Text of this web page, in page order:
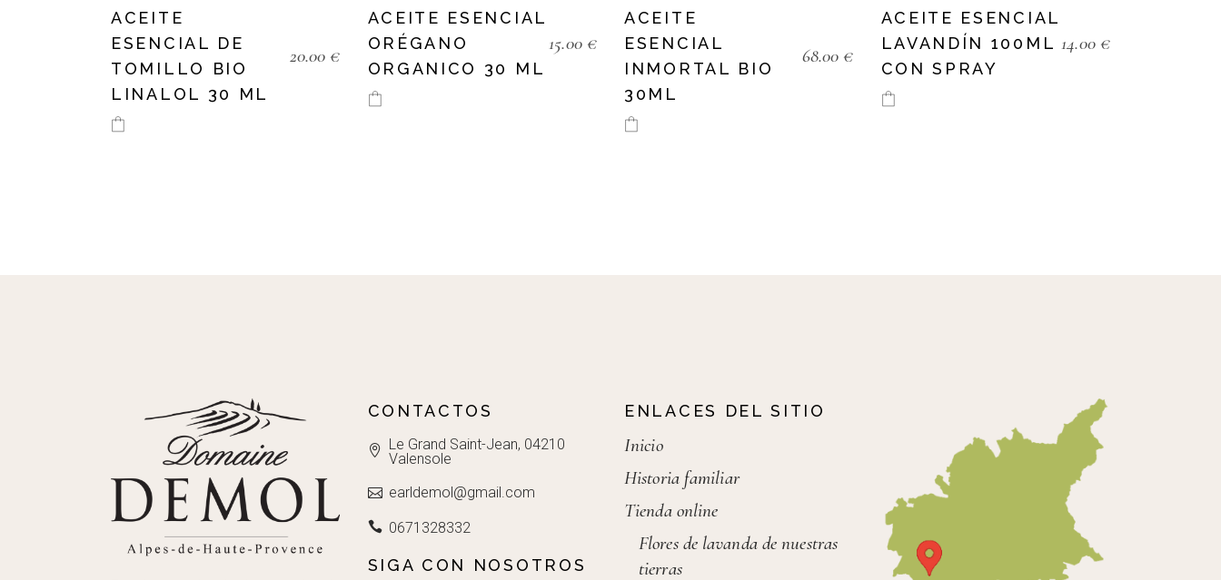
ACEITE
ESENCIAL DE
TOMILLO BIO
LINALOL 30 ML
20.00 €
ACEITE ESENCIAL
ORÉGANO
ORGANICO 30 ML
15.00 €
ACEITE
ESENCIAL
INMORTAL BIO
30ML
68.00 €
ACEITE ESENCIAL
LAVANDÍN 100ML
CON SPRAY
14.00 €
CONTACTOS
Le Grand Saint-Jean, 04210
Valensole
earldemol@gmail.com
0671328332
SIGA CON NOSOTROS
ENLACES DEL SITIO
Inicio
Historia familiar
Tienda online
Flores de lavanda de nuestras
tierras